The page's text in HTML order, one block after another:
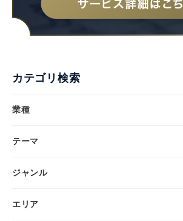
カテゴリ検索
業種
テーマ
ジャンル
エリア